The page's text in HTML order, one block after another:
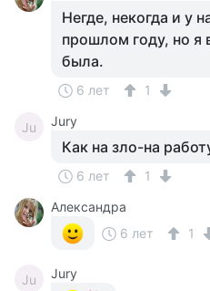
Негде, некогда и у
прошлом году, но я
была.
6 лет 1
Ju Jury
Как на зло-на
6 лет
1
Александра
6 лет
1
Ju
Jury